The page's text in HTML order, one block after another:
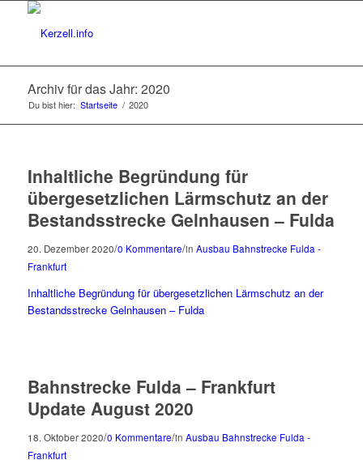
Archiv für das Jahr: 2020
Du bist hier: Startseite / 2020
Inhaltliche Begründung für
übergesetzlichen Lärmschutz an der
Bestandsstrecke Gelnhausen – Fulda
20. Dezember 2020/0 Kommentare/in Ausbau Bahnstrecke Fulda -
Frankfurt
Inhaltliche Begründung für übergesetzlichen Lärmschutz an der
Bestandsstrecke Gelnhausen – Fulda
Bahnstrecke Fulda – Frankfurt
Update August 2020
18. Oktober 2020/0 Kommentare/in Ausbau Bahnstrecke Fulda -
Frankfurt